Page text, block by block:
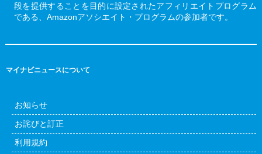
段を提供することを目的に設定されたアフィリエイトプログラム
である、Amazonアソシエイト・プログラムの参加者です。
マイナビニュースについて
お知らせ
お詫びと訂正
利用規約